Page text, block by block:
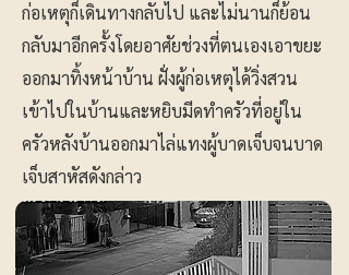
ก่อเหตุก็เดินทางกลับไป และไม่นานก็ย้อน
กลับมาอีกครั้งโดยอาศัยช่วงที่ตนเองเอาขยะ
ออกมาทิ้งหน้าบ้าน ฝั่งผู้ก่อเหตุได้วิ่งสวน
เข้าไปในบ้านและหยิบมีดทำครัวที่อยู่ใน
ครัวหลังบ้านออกมาไล่แทงผู้บาดเจ็บจนบาด
เจ็บสาหัสดังกล่าว